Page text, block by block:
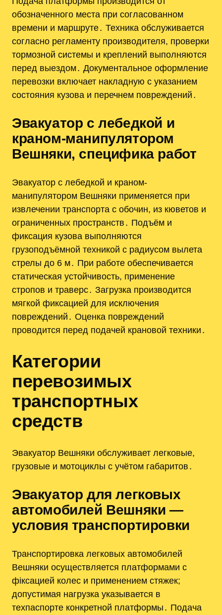
обозначенного места при согласованном
времени и маршруте․ Техника обслуживается
согласно регламенту производителя, проверки
тормозной системы и креплений выполняются
перед выездом․ Документальное оформление
перевозки включает накладную с указанием
состояния кузова и перечнем повреждений․
Эвакуатор с лебедкой и
краном-манипулятором
Вешняки, специфика работ
Эвакуатор с лебедкой и краном-
манипулятором Вешняки применяется при
извлечении транспорта с обочин, из кюветов и
ограниченных пространств․ Подъём и
фиксация кузова выполняются
грузоподъёмной техникой с радиусом вылета
стрелы до 6 м․ При работе обеспечивается
статическая устойчивость, применение
стропов и траверс․ Загрузка производится
мягкой фиксацией для исключения
повреждений․ Оценка повреждений
проводится перед подачей крановой техники․
Категории
перевозимых
транспортных
средств
Эвакуатор Вешняки обслуживает легковые,
грузовые и мотоциклы с учётом габаритов․
Эвакуатор для легковых
автомобилей Вешняки —
условия транспортировки
Транспортировка легковых автомобилей
Вешняки осуществляется платформами с
фіксацией колес и применением стяжек;
допустимая нагрузка указывается в
техпаспорте конкретной платформы․ Подача